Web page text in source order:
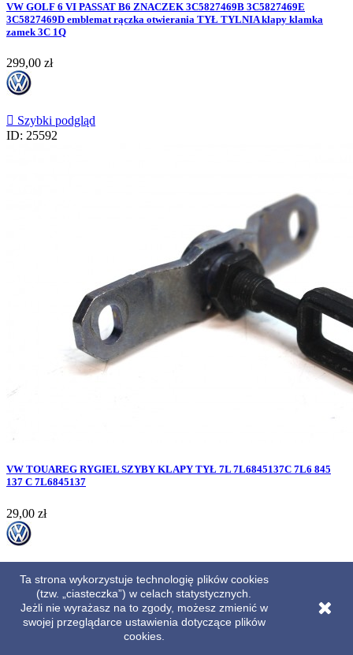
VW GOLF 6 VI PASSAT B6 ZNACZEK 3C5827469B 3C5827469E
3C5827469D emblemat rączka otwierania TYŁ TYLNIA klapy klamka
zamek 3C 1Q
Cena
299,00 zł
 Szybki podgląd
ID: 25592
VW TOUAREG RYGIEL SZYBY KLAPY TYŁ 7L 7L6845137C 7L6 845
137 C 7L6845137
Cena
29,00 zł
ID: 4183
Ta strona wykorzystuje technologię plików cookies
(tzw. „ciasteczka”) w celach statystycznych.
Jeżli nie wyrażasz na to zgody, możesz zmienić w
swojej przeglądarce ustawienia dotyczące plików
cookies.